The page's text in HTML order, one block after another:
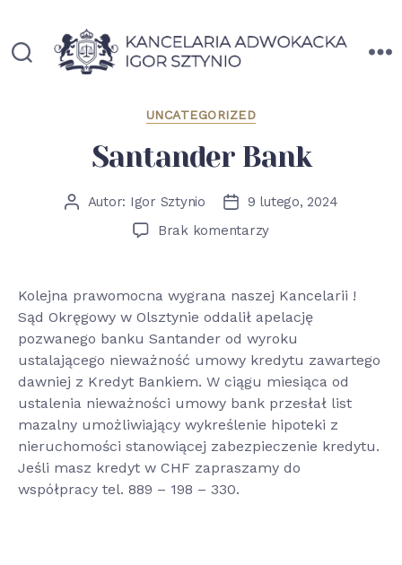
Igor
Sztynio
Kategorie
UNCATEGORIZED
Santander Bank
AutorAutor: Igor Sztynio
Data
wpisu
9 lutego, 2024
Brak komentarzydo
Kolejna prawomocna wygrana naszej Kancelarii !
Sąd Okręgowy w Olsztynie oddalił apelację
pozwanego banku Santander od wyroku
ustalającego nieważność umowy kredytu zawartego
dawniej z Kredyt Bankiem. W ciągu miesiąca od
ustalenia nieważności umowy bank przesłał list
mazalny umożliwiający wykreślenie hipoteki z
nieruchomości stanowiącej zabezpieczenie kredytu.
Jeśli masz kredyt w CHF zapraszamy do
współpracy tel. 889 – 198 – 330.